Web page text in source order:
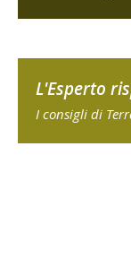
L'Esperto
I consigli di